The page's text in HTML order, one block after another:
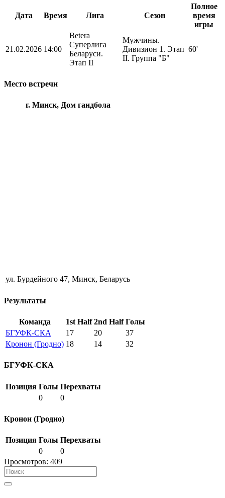
Дата Время Лига Сезон
Полное
время
игры
21.02.2026 14:00
Betera
Суперлига
Беларуси.
Этап II
Мужчины.
Дивизион 1. Этап
II. Группа "Б"
60'
Место встречи
г. Минск, Дом гандбола
ул. Бурдейного 47, Минск, Беларусь
Результаты
Команда 1st Half 2nd Half Голы
БГУФК-СКА
17 20
37
Кронон (Гродно) 18 14 32
БГУФК-СКА
Позиция Голы Перехваты
0
0
Кронон (Гродно)
Позиция Голы Перехваты
0
0
Просмотров: 409